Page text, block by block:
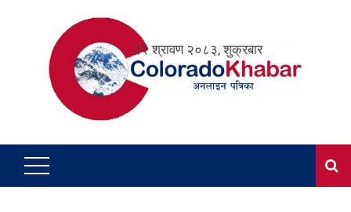
२२ श्रावण २०८३, शुक्रबार